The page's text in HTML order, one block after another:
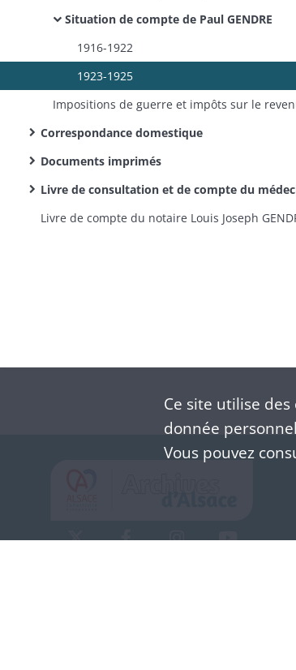
Situation de compte de Paul GENDRE
1916-1922
1923-1925
Impositions de guerre et impôts sur le
Correspondance domestique
Documents imprimés
Livre de consultation et de compte du médecin
Livre de compte du notaire Louis Joseph
Ce site utilise des
donnée
Vous pouvez